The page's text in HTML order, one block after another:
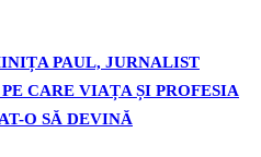
PAUL, JURNALIST
CARE VIAȚA ȘI PROFESIA
O SĂ DEVINĂ